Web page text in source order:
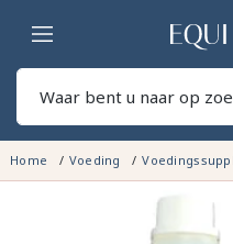
Home
Home Voeding